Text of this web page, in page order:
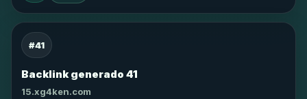
#41
Backlink generado 41
15.xg4ken.com